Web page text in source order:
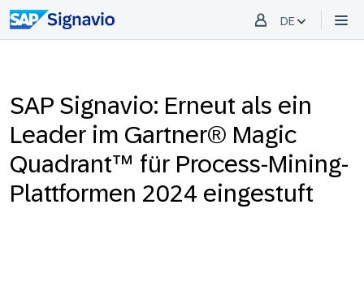
DE
SAP Signavio: Erneut als ein
Leader im Gartner® Magic
Quadrant™ für Process-Mining-
Plattformen 2024 eingestuft